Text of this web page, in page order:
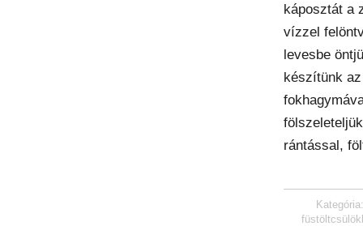
káposztát a
vízzel
levesbe
készítünk
rántással,